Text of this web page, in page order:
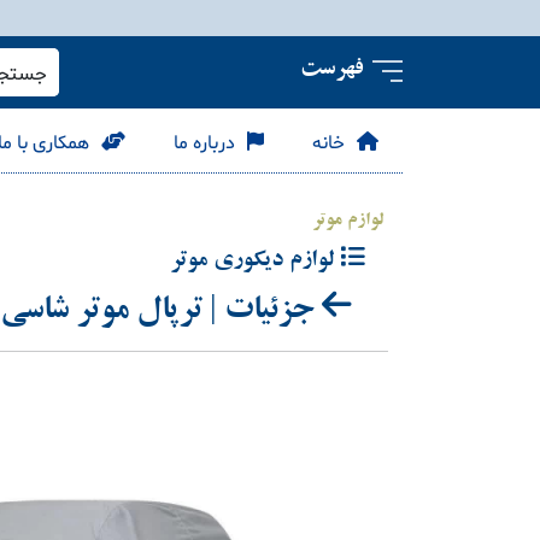
فهرست
خانه درباره ما همکاری با
لوازم موتر
لوازم دیکوری موتر
جزئیات | ترپال موتر شاسی